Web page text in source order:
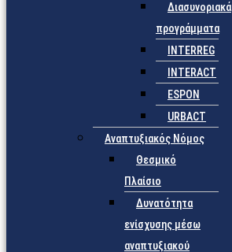
Διασυνοριακά
προγράμματα
INTERREG
INTERACT
ESPON
URBACT
Αναπτυξιακός Νόμος
Θεσμικό
Πλαίσιο
Δυνατότητα
ενίσχυσης μέσω
αναπτυξιακού